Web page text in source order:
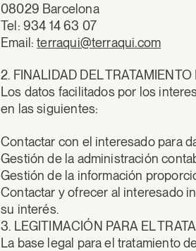
08029 Barcelona
Tel: 934 14 63 07
Email:terraqui@terraqui.com
2. FINALIDAD DEL TRATAMIENTO
Los datos facilitados por los
en las siguientes:
Contactar con el interesado para
Gestión de la administración
Gestión de la información
Contactar y ofrecer al interesado
su interés.
3. LEGITIMACIÓN PARA EL
La base legal para el tratamiento